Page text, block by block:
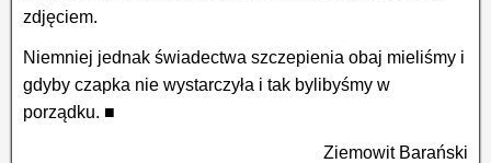
zdjęciem.
Niemniej jednak świadectwa szczepienia obaj mieliśmy i
gdyby czapka nie wystarczyła i tak bylibyśmy w
porządku. ■
Ziemowit Barański